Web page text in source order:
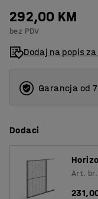
250
400
500
600
800
1000
292,00 KM
bez PDV
Dodaj na popis
Garancja od
Dodaci
Art.